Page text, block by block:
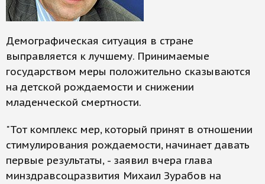
Демографическая ситуация в стране
выправляется к лучшему. Принимаемые
государством меры положительно сказываются
на детской рождаемости и снижении
младенческой смертности.
"Тот комплекс мер, который принят в отношении
стимулирования рождаемости, начинает давать
первые результаты, - заявил вчера глава
минздравсоцразвития Михаил Зурабов на